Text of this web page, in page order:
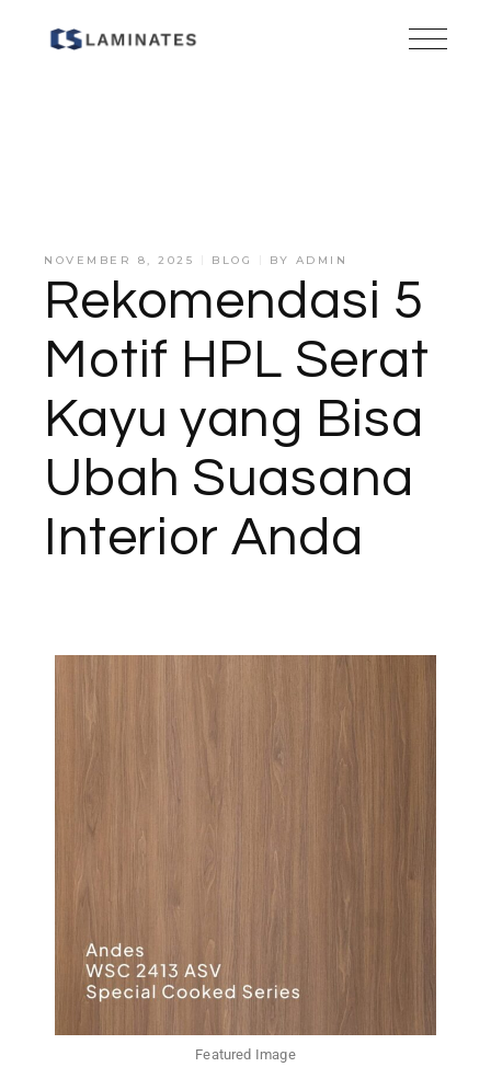
NOVEMBER 8, 2025 BLOG BY ADMIN
Rekomendasi 5
Motif HPL Serat
Kayu yang Bisa
Ubah Suasana
Interior Anda
Featured Image